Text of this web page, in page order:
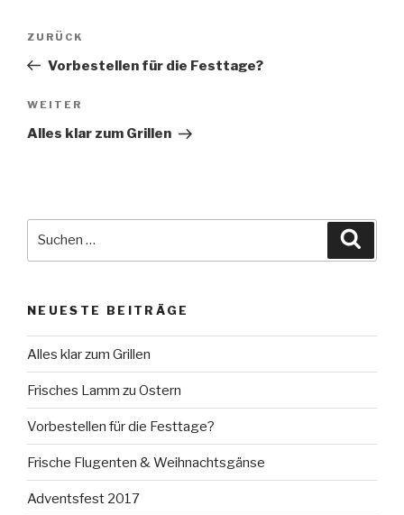
Beitragsnavigation
Vorheriger
Beitrag
ZURÜCK
Vorbestellen für die Festtage?
Nächster
Beitrag
WEITER
Alles klar zum Grillen
NEUESTE BEITRÄGE
Alles klar zum Grillen
Frisches Lamm zu Ostern
Vorbestellen für die Festtage?
Frische Flugenten & Weihnachtsgänse
Adventsfest 2017